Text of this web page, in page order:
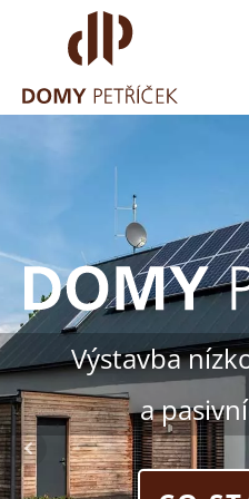
Výstavba
a